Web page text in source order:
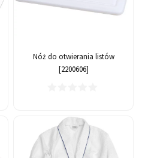
Nóż do otwierania listów
[2200606]